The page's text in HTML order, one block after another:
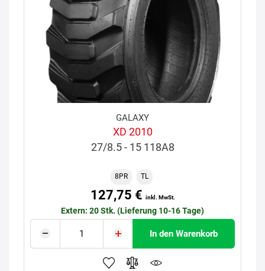
GALAXY
XD 2010
27/8.5 - 15 118A8
8PR TL
127,75 € inkl. MwSt.
Extern: 20 Stk. (Lieferung 10-16 Tage)
In den Warenkorb